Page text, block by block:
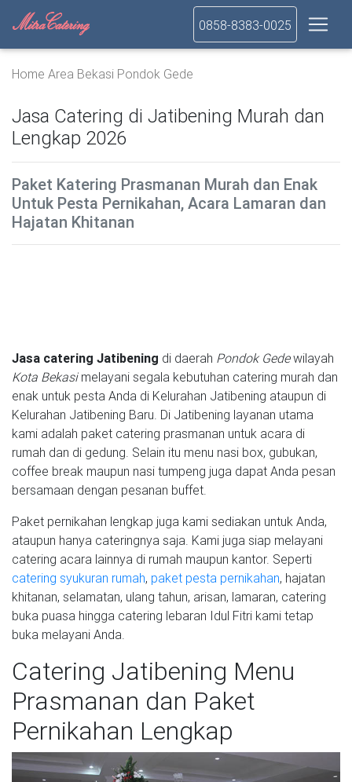
0858-8383-0025
Home Area Bekasi Pondok Gede
Jasa Catering di Jatibening Murah dan
Lengkap 2026
Paket Katering Prasmanan Murah dan Enak
Untuk Pesta Pernikahan, Acara Lamaran dan
Hajatan Khitanan
Jasa catering Jatibening di daerah Pondok Gedewilayah
Kota Bekasimelayani segala kebutuhan catering murah dan
enak untuk pesta Anda di Kelurahan Jatibening ataupun di
Kelurahan Jatibening Baru. Di Jatibening layanan utama
kami adalah paket catering prasmanan untuk acara di
rumah dan di gedung. Selain itu menu nasi box, gubukan,
coffee break maupun nasi tumpeng juga dapat Anda pesan
bersamaan dengan pesanan buffet.
Paket pernikahan lengkap juga kami sediakan untuk Anda,
ataupun hanya cateringnya saja. Kami juga siap melayani
catering acara lainnya di rumah maupun kantor. Seperti
catering syukuran rumah, paket pesta pernikahan, hajatan
khitanan, selamatan, ulang tahun, arisan, lamaran, catering
buka puasa hingga catering lebaran Idul Fitri kami tetap
buka melayani Anda.
Catering Jatibening Menu
Prasmanan dan Paket
Pernikahan Lengkap